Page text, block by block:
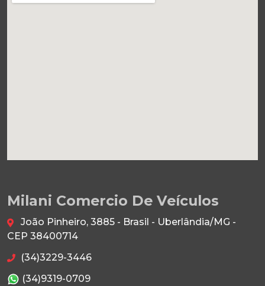
Milani Comercio De Veículos
João Pinheiro, 3885 - Brasil - Uberlândia/MG -
CEP 38400714
(34)3229-3446
(34)9319-0709